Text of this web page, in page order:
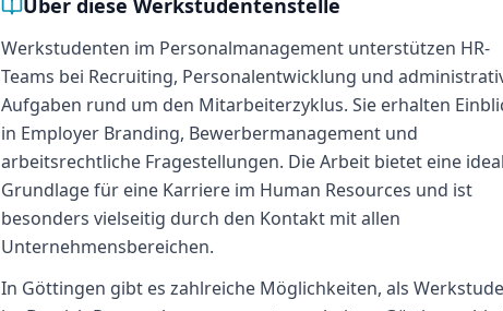
Über diese Werkstudentenstelle
Werkstudenten im Personalmanagement unterstützen HR-
Teams bei Recruiting, Personalentwicklung und
Aufgaben rund um den Mitarbeiterzyklus. Sie erhalten
in Employer Branding, Bewerbermanagement und
arbeitsrechtliche Fragestellungen. Die Arbeit bietet eine
Grundlage für eine Karriere im Human Resources und ist
besonders vielseitig durch den Kontakt mit allen
Unternehmensbereichen.
In Göttingen gibt es zahlreiche Möglichkeiten, als